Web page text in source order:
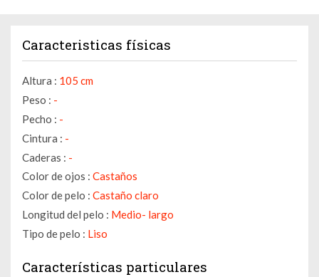
Caracteristicas físicas
Altura : 105 cm
Peso : -
Pecho : -
Cintura : -
Caderas : -
Color de ojos : Castaños
Color de pelo : Castaño claro
Longitud del pelo : Medio- largo
Tipo de pelo : Liso
Características particulares